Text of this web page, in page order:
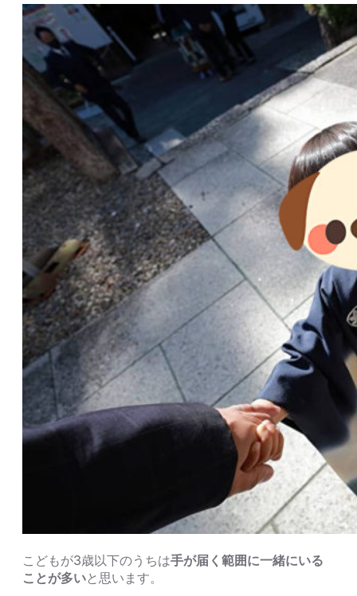
こどもが3歳以下のうちは手が届く範囲に一緒にいる
ことが多いと思います。